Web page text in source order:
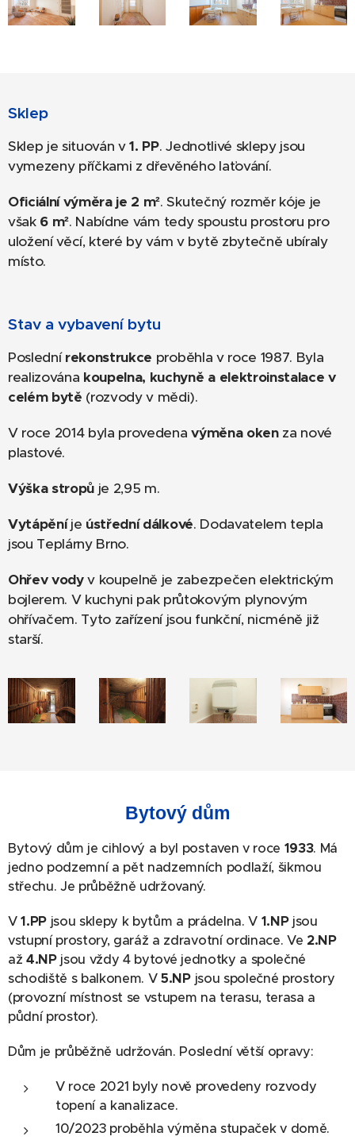
Sklep
Sklep je situován v1. PP. Jednotlivé sklepy jsou
vymezeny příčkami z dřevěného laťování.
Oficiální výměra je 2 m². Skutečný rozměr kóje je
však 6 m². Nabídne vám tedy spoustu prostoru pro
uložení věcí, které by vám v bytě zbytečně ubíraly
místo.
Stav a vybavení bytu
Poslednírekonstrukce proběhla v roce 1987. Byla
realizována koupelna, kuchyně a elektroinstalace v
celém bytě (rozvody v mědi).
V roce 2014 byla provedenavýměna okenza nové
plastové.
Výška stropů je 2,95 m.
Vytápěníje ústřední dálkové. Dodavatelem tepla
jsou Teplárny Brno.
Ohřev vodyv koupelně je zabezpečen elektrickým
bojlerem. V kuchyni pak průtokovým plynovým
ohřívačem. Tyto zařízení jsou funkční, nicméně již
starší.
Bytový dům
Bytový dům je cihlový a byl postaven v roce 1933. Má
jedno podzemní a pět nadzemních podlaží, šikmou
střechu. Je průběžně udržovaný.
V1.PP jsou sklepy k bytům a prádelna. V 1.NPjsou
vstupní prostory, garáž a zdravotní ordinace. Ve 2.NP
až4.NPjsou vždy 4 bytové jednotky a společné
schodiště s balkonem. V5.NPjsou společné prostory
(provozní místnost se vstupem na terasu, terasa a
půdní prostor).
Dům je průběžně udržován. Poslední větší opravy:
V roce 2021 byly nově provedeny rozvody
topení a kanalizace.
10/2023 proběhla výměna stupaček v domě.